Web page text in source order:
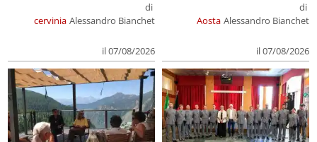
cervinia
di
Alessandro Bianchet
il 07/08/2026
Aosta
di
Alessandro Bianchet
il 07/08/2026